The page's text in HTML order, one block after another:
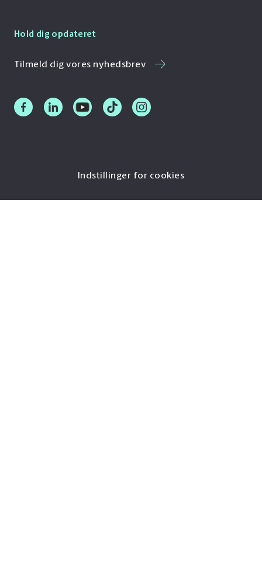
Hold dig opdateret
Tilmeld dig vores nyhedsbrev
Indstillinger for cookies